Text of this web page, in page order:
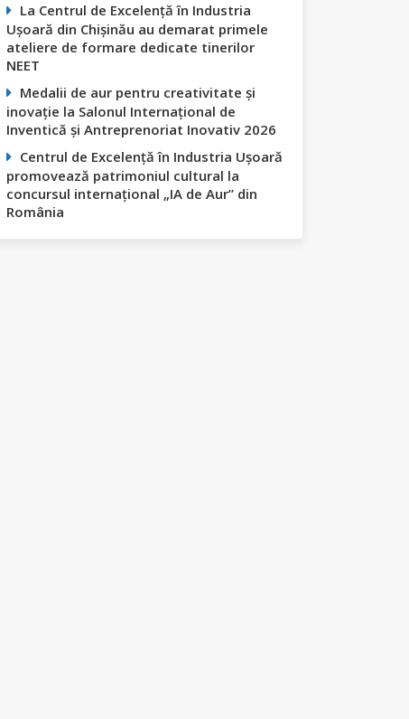
La Centrul de Excelență în Industria
Ușoară din Chișinău au demarat primele
ateliere de formare dedicate tinerilor
NEET
Medalii de aur pentru creativitate și
inovație la Salonul Internațional de
Inventică și Antreprenoriat Inovativ 2026
Centrul de Excelență în Industria Ușoară
promovează patrimoniul cultural la
concursul internațional „IA de Aur” din
România